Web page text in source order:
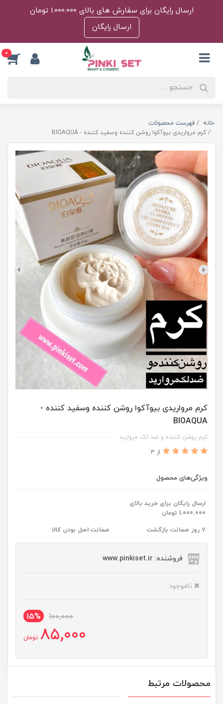
ارسال رایگان برای سفارش های بالای 1.000.000 تومان
ارسال رایگان
0
خانه
فهرست محصولات
کرم مرواریدی بیوآکوا روشن کننده وسفید کننده - BIOAQUA
کرم مرواریدی بیوآکوا روشن کننده وسفید کننده -
BIOAQUA
کرم روشن کننده و ضد لک مروارید
از 3
ویژگی‌های محصول
ارسال رایگان برای خرید بالای
1.000.000 تومان
۷ روز ضمانت بازگشت ضمانت اصل بودن کالا
فروشنده: www.pinkiset.ir
ناموجود
100,000
15%
85,000 تومان
محصولات مرتبط